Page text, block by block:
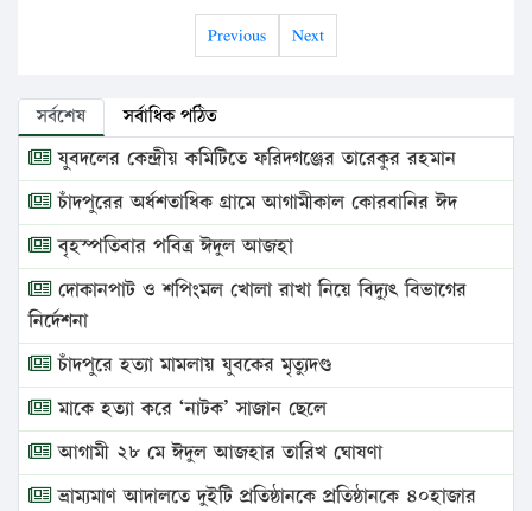
Previous Next
সর্বশেষ সর্বাধিক পঠিত
যুবদলের কেন্দ্রীয় কমিটিতে ফরিদগঞ্জের তারেকুর রহমান
চাঁদপুরের অর্ধশতাধিক গ্রামে আগামীকাল কোরবানির ঈদ
বৃহস্পতিবার পবিত্র ঈদুল আজহা
দোকানপাট ও শপিংমল খোলা রাখা নিয়ে বিদ্যুৎ বিভাগের
নির্দেশনা
চাঁদপুরে হত্যা মামলায় যুবকের মৃত্যুদণ্ড
মাকে হত্যা করে ‘নাটক’ সাজান ছেলে
আগামী ২৮ মে ঈদুল আজহার তারিখ ঘোষণা
ভ্রাম্যমাণ আদালতে দুইটি প্রতিষ্ঠানকে প্রতিষ্ঠানকে ৪০হাজার